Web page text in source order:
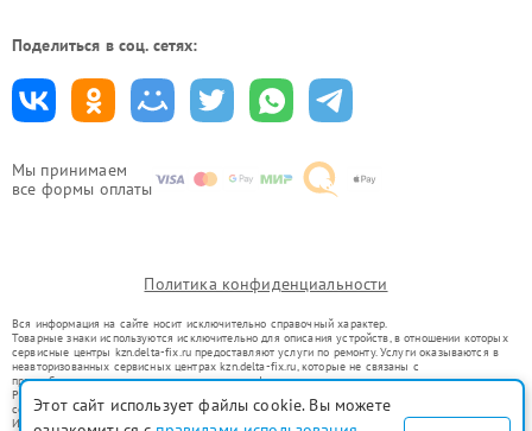
Мы принимаем
все формы оплаты
Поделиться в соц. сетях:
Политика конфиденциальности
Вся информация на сайте носит исключительно справочный характер.
Товарные знаки используются исключительно для описания устройств, в отношении которых
сервисные центры kzn.delta-fix.ru предоставляют услуги по ремонту. Услуги оказываются в
неавторизованных сервисных центрах kzn.delta-fix.ru, которые не связаны с
правообладателями товарных знаков или их официальными представителями.
Ремонт осуществляется для устройств, уже введенных в гражданский оборот в соответствии
со статьей 1487 ГК РФ.
Использование товарных знаков не преследует цели индивидуализации услуг или введения
Этот сайт использует файлы cookie. Вы можете